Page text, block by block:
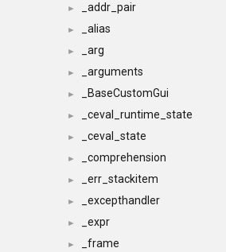
► _addr_pair
► _alias
► _arg
► _arguments
► _BaseCustomGui
► _ceval_runtime_state
► _ceval_state
► _comprehension
► _err_stackitem
► _excepthandler
► _expr
► _frame